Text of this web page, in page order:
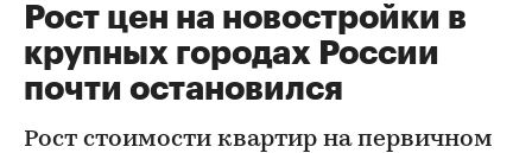
Рост цен на новостройки в
крупных городах России
почти остановился
Рост стоимости квартир на первичном